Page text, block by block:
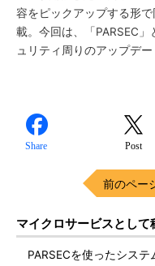
容をピックアップする形
載。今回は、「PARSEC
ュリティ周りのアップデー
Share Post
前のペー
マイクロサービスとして
PARSECを使ったシステ